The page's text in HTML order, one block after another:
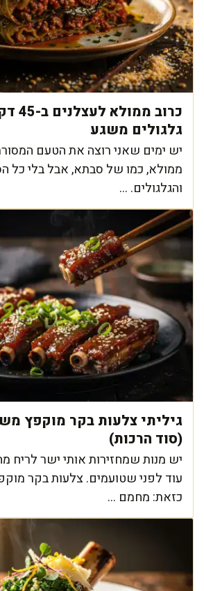
כרוב
גלגולים משגע
יש ימים שאני רוצה את הטעם
ממולא, כמו של סבתא, אבל בלי כל
והגלגולים. ...
(סוד הרכות)
יש מנות שמחזירות אותי ישר
עוד לפני שטועמים. צלעות בקר
כזאת: מחמם ...